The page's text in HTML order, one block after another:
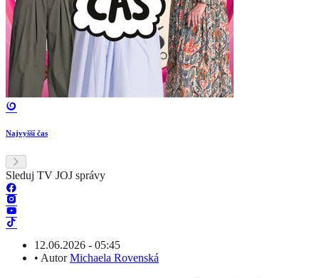
Najvyšší čas
Sleduj TV JOJ správy
12.06.2026 - 05:45
• AutorMichaela Rovenská